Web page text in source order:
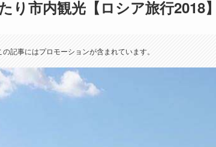
市内観光【ロシア旅行2018】
の記事にはプロモーションが含まれています。